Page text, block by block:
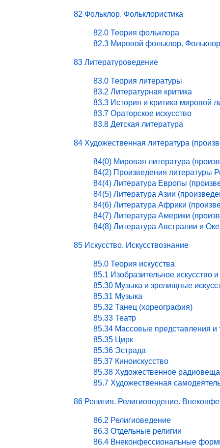
82 Фольклор. Фольклористика
82.0 Теория фольклора
82.3 Мировой фольклор.
83 Литературоведение
83.0 Теория литературы
83.2 Литературная критика
83.3 История и критика мировой
83.7 Ораторское искусство
83.8 Детская литература
84 Художественная литература
84(0) Мировая литература
84(2) Произведения литературы
84(4) Литература Европы
84(5) Литература Азии
84(6) Литература Африки
84(7) Литература Америки
84(8) Литература Австралии и
85 Искусство. Искусствознание
85.0 Теория искусства
85.1 Изобразительное искусство и
85.30 Музыка и зрелищные
85.31 Музыка
85.32 Танец (хореография)
85.33 Театр
85.34 Массовые представления и
85.35 Цирк
85.36 Эстрада
85.37 Киноискусство
85.38 Художественное
85.7 Художественная
86 Религия. Религиоведение.
86.2 Религиоведение
86.3 Отдельные религии
86.4 Внеконфессиональные